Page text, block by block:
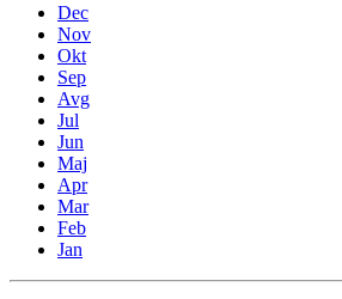
Dec
Nov
Okt
Sep
Avg
Jul
Jun
Maj
Apr
Mar
Feb
Jan